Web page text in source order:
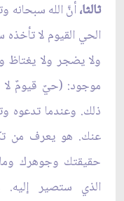
ثالثا،أنَّ الله سبحانه
الحي القيوم لا
ولا يضجر ولا يغتاظ
موجود: (حيٌ قيومٌ
ذلك. وعندما تدعوه
عنك. هو يعرف من
حقيقتك وجوهرك
الذي ستصير